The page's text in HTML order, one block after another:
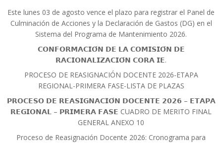
Este lunes 03 de agosto vence el plazo para registrar el Panel de
Culminación de Acciones y la Declaración de Gastos (DG) en el
Sistema del Programa de Mantenimiento 2026.
𝗖𝗢𝗡𝗙𝗢𝗥𝗠𝗔𝗖𝗜𝗢́𝗡 𝗗𝗘 𝗟𝗔 𝗖𝗢𝗠𝗜𝗦𝗜𝗢́𝗡 𝗗𝗘
𝗥𝗔𝗖𝗜𝗢𝗡𝗔𝗟𝗜𝗭𝗔𝗖𝗜𝗢́𝗡 𝗖𝗢𝗥𝗔 𝗜𝗘.
PROCESO DE REASIGNACIÓN DOCENTE 2026-ETAPA
REGIONAL-PRIMERA FASE-LISTA DE PLAZAS
𝗣𝗥𝗢𝗖𝗘𝗦𝗢 𝗗𝗘 𝗥𝗘𝗔𝗦𝗜𝗚𝗡𝗔𝗖𝗜𝗢́𝗡 𝗗𝗢𝗖𝗘𝗡𝗧𝗘 𝟮𝟬𝟮𝟲 – 𝗘𝗧𝗔𝗣𝗔
𝗥𝗘𝗚𝗜𝗢𝗡𝗔𝗟 – 𝗣𝗥𝗜𝗠𝗘𝗥𝗔 𝗙𝗔𝗦𝗘 CUADRO DE MERITO FINAL
GENERAL ANEXO 10
Proceso de Reasignación Docente 2026: Cronograma para